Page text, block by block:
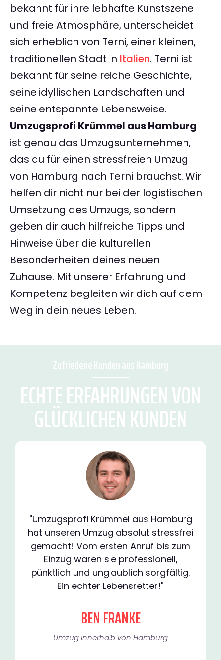
bekannt für ihre lebhafte Kunstszene
und freie Atmosphäre, unterscheidet
sich erheblich von Terni, einer kleinen,
traditionellen Stadt in Italien. Terni ist
bekannt für seine reiche Geschichte,
seine idyllischen Landschaften und
seine entspannte Lebensweise.
Umzugsprofi Krümmel aus Hamburg
ist genau das Umzugsunternehmen,
das du für einen stressfreien Umzug
von Hamburg nach Terni brauchst. Wir
helfen dir nicht nur bei der logistischen
Umsetzung des Umzugs, sondern
geben dir auch hilfreiche Tipps und
Hinweise über die kulturellen
Besonderheiten deines neuen
Zuhause. Mit unserer Erfahrung und
Kompetenz begleiten wir dich auf dem
Weg in dein neues Leben.
Zufriedene Kunden aus Hamburg
ECHTE ERFAHRUNGEN VON
GLÜCKLICHEN KUNDEN
"Umzugsprofi Krümmel aus Hamburg
hat unseren Umzug absolut stressfrei
gemacht! Vom ersten Anruf bis zum
Einzug waren sie professionell,
pünktlich und unglaublich sorgfältig.
Ein echter Lebensretter!"
BEN FRANKE
Umzug innerhalb von Hamburg​